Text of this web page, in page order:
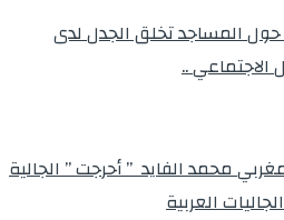
حول المساجد تخلق الجدل لدى
..
محمد الفايد ” أحرجت ” الجالية
العربية